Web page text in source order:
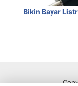
Bikin Bayar